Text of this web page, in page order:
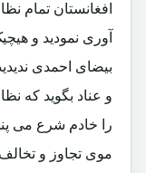
افغانستان تمام
آوری نمودید و
بیضای احمدی
و عناد بگوید که
را خادم شرع می
موی تجاوز و